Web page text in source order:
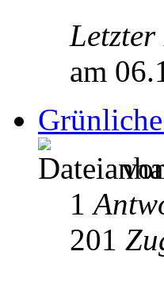
am
1
201